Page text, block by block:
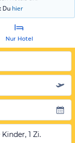
Du hier
Nur Hotel
1 Zi.